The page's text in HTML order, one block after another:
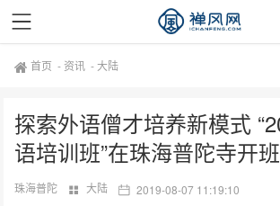
首页 - 资讯 -大陆
探索外语僧才培养新模式
语培训班”在珠海普陀寺开班
珠海普陀 大陆 2019-08-07 11:19:10